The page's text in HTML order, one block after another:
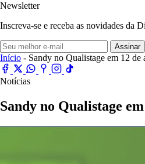
Newsletter
Inscreva-se e receba as novidades da
Assinar
Início - Sandy no Qualistage em 12 de
Notícias
Sandy no Qualistage